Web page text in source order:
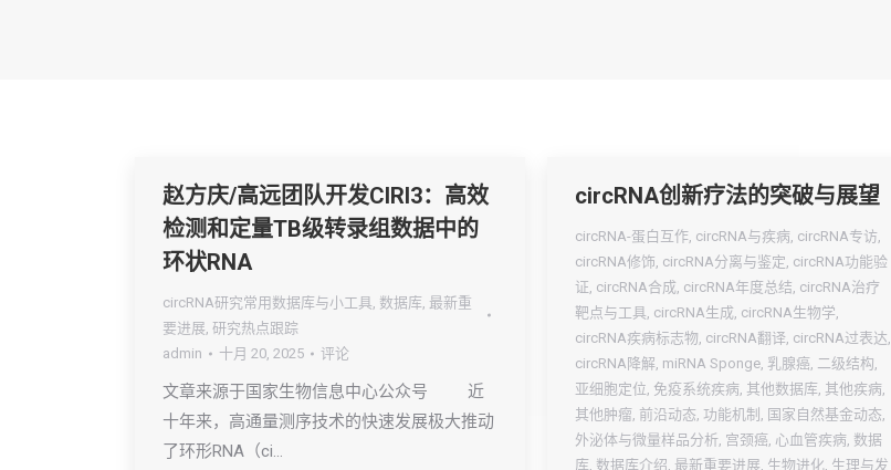
赵方庆/高远团队开发CIRI3：高效
检测和定量TB级转录组数据中的
环状RNA
circRNA研究常用数据库与小工具, 数据库, 最新重
要进展, 研究热点跟踪
admin
十月 20, 2025 评论
文章来源于国家生物信息中心公众号 近
十年来，高通量测序技术的快速发展极大推动
了环形RNA（ci…
circRNA创新疗法的突破与展望
circRNA-蛋白互作, circRNA与疾病, circRNA专访,
circRNA修饰, circRNA分离与鉴定, circRNA功能验
证, circRNA合成, circRNA年度总结, circRNA治疗
靶点与工具, circRNA生成, circRNA生物学,
circRNA疾病标志物, circRNA翻译, circRNA过表达,
circRNA降解, miRNA Sponge, 乳腺癌, 二级结构,
亚细胞定位, 免疫系统疾病, 其他数据库, 其他疾病,
其他肿瘤, 前沿动态, 功能机制 , 国家自然基金动态,
外泌体与微量样品分析, 宫颈癌, 心血管疾病, 数据
库, 数据库介绍, 最新重要进展, 生物进化, 生理与发